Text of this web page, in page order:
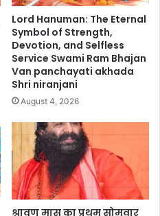
Lord Hanuman: The Eternal
Symbol of Strength,
Devotion, and Selfless
Service Swami Ram Bhajan
Van panchayati akhada
Shri niranjani
August 4, 2026
श्रावण मास का प्रथम सोमवार